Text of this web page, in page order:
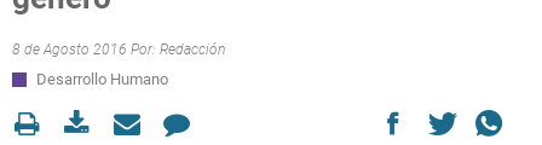
8 de Agosto 2016 Por: Redacción
Desarrollo Humano